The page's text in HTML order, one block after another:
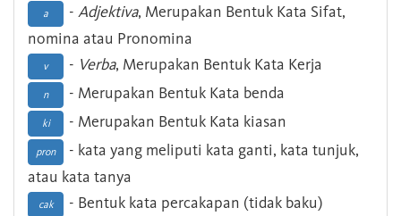
a - Adjektiva, Merupakan Bentuk Kata Sifat,
nomina atau Pronomina
v - Verba, Merupakan Bentuk Kata Kerja
n - Merupakan Bentuk Kata benda
ki - Merupakan Bentuk Kata kiasan
pron
- kata yang meliputi kata ganti, kata tunjuk,
atau kata tanya
cak - Bentuk kata percakapan (tidak baku)